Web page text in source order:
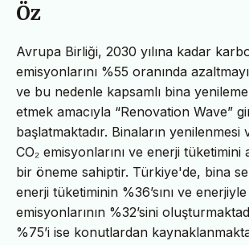
Öz
Avrupa Birliği, 2030 yılına kadar
emisyonlarını %55 oranında
ve bu nedenle kapsamlı bina
etmek amacıyla “Renovation Wave”
başlatmaktadır. Binaların yenilenmesi
CO₂ emisyonlarını ve enerji
bir öneme sahiptir. Türkiye'de, bina
enerji tüketiminin %36’sını ve enerjiyle
emisyonlarının %32’sini
%75’i ise konutlardan